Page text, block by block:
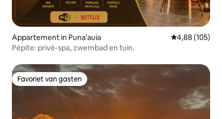
Appartement in Puna'auia Gemiddelde
4,88 (105)
Pépite: privé-spa, zwembad en tuin.
Favoriet van gasten
Favoriet van gasten